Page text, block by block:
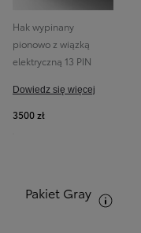
Hak wypinany
pionowo z wiązką
elektryczną 13 PIN
Dowiedz się więcej
3500 zł
Pakiet Gray